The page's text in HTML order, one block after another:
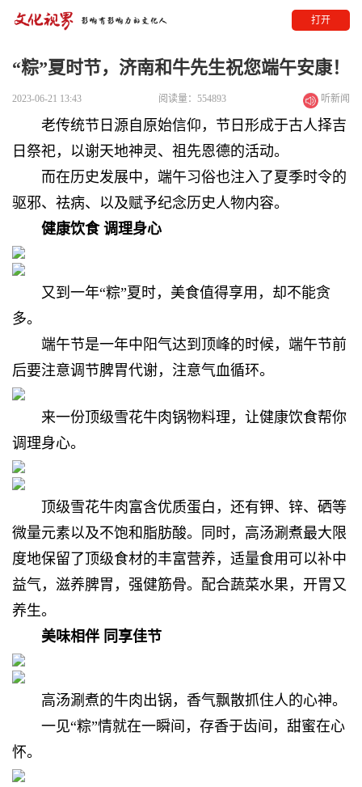
打开
“粽”夏时节，济南和牛先生祝您端午安康！
2023-06-21 13:43 阅读量：554893 听新闻
老传统节日源自原始信仰，节日形成于古人择吉
日祭祀，以谢天地神灵、祖先恩德的活动。
而在历史发展中，端午习俗也注入了夏季时令的
驱邪、祛病、以及赋予纪念历史人物内容。
健康饮食 调理身心
又到一年“粽”夏时， 美食值得享用，却不能贪
多。
端午节是一年中阳气达到顶峰的时候， 端午节前
后要注意调节脾胃代谢， 注意气血循环。
来一份顶级雪花牛肉锅物料理， 让健康饮食帮你
调理身心。
顶级雪花牛肉富含优质蛋白，还有钾、锌、硒等
微量元素以及不饱和脂肪酸。同时，高汤涮煮最大限
度地保留了顶级食材的丰富营养，适量食用可以补中
益气，滋养脾胃，强健筋骨。配合蔬菜水果，开胃又
养生。
美味相伴 同享佳节
高汤涮煮的牛肉出锅， 香气飘散抓住人的心神。
一见“粽”情就在一瞬间， 存香于齿间，甜蜜在心
怀。